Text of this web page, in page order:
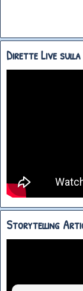
Dirette Live
Storytelling